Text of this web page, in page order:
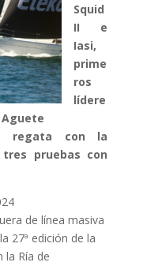
Squid
II e
Iasi,
prime
ros
lídere
Aguete
regata con la
pruebas con
de línea masiva
27ª edición de la
la Ría de